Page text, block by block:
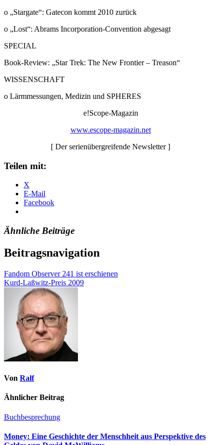
o „Stargate“: Gatecon kommt 2010 zurück
o „Lost“: Abrams Incorporation-Convention abgesagt
SPECIAL
Book-Review: „Star Trek: The New Frontier – Treason“
WISSENSCHAFT
o Lärmmessungen, Medizin und SPHERES
e!Scope-Magazin
www.escope-magazin.net
[ Der serienübergreifende Newsletter ]
Teilen mit:
X
E-Mail
Facebook
Ähnliche Beiträge
Beitragsnavigation
Fandom Observer 241 ist erschienen
Kurd-Laßwitz-Preis 2009
Von Ralf
Ähnlicher Beitrag
Buchbesprechung
Money: Eine Geschichte der Menschheit aus Perspektive des